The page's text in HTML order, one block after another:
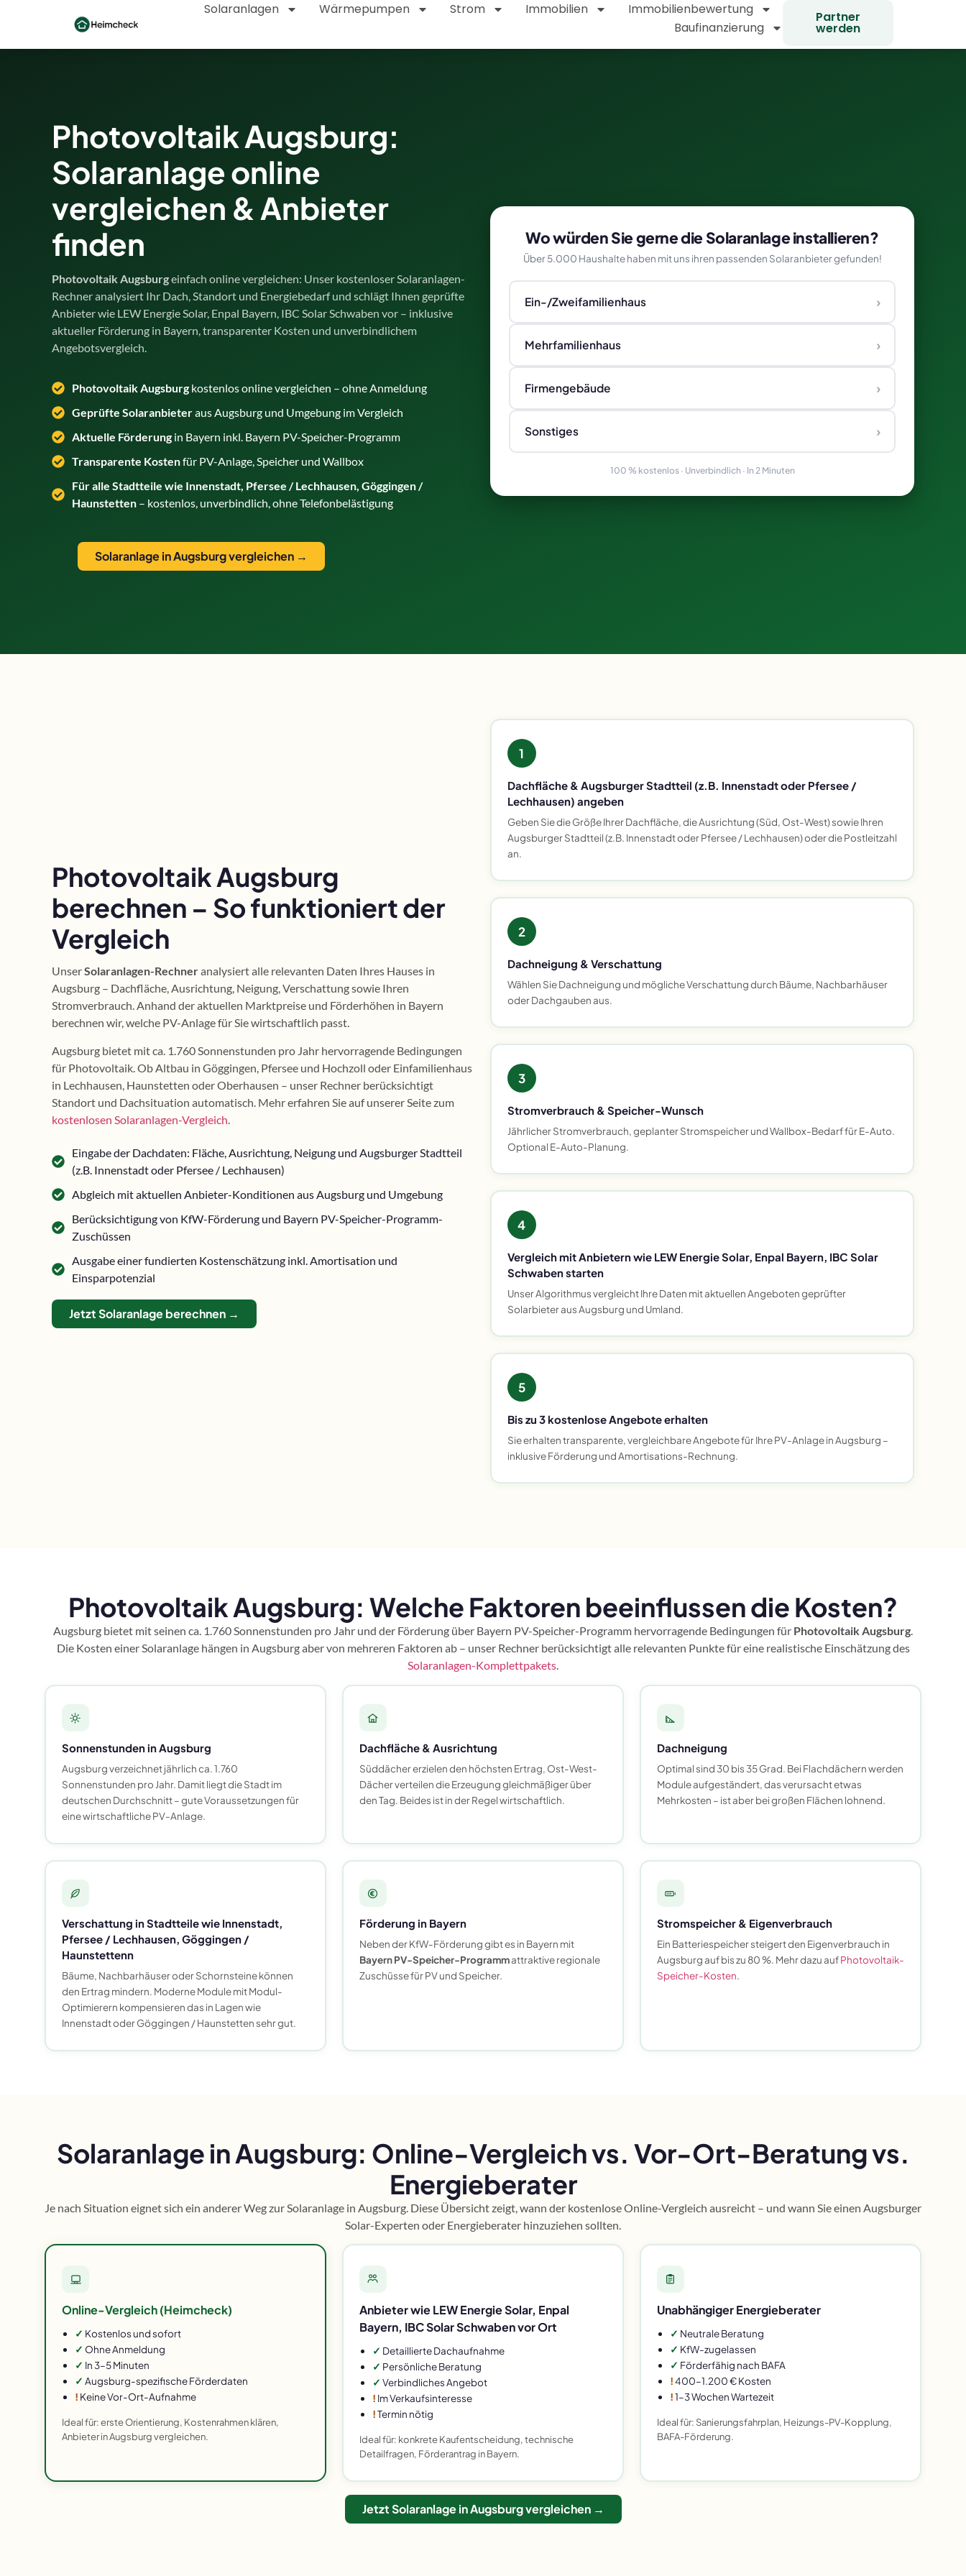
Solaranlagen Wärmepumpen Strom Immobilien
Immobilienbewertung
Baufinanzierung
Partner
werden
Photovoltaik Augsburg:
Solaranlage online
vergleichen & Anbieter
finden
Photovoltaik Augsburgeinfach online vergleichen: Unser kostenloser Solaranlagen-
Rechner analysiert Ihr Dach, Standort und Energiebedarf und schlägt Ihnen geprüfte
Anbieter wie LEW Energie Solar, Enpal Bayern, IBC Solar Schwaben vor – inklusive
aktueller Förderung in Bayern, transparenter Kosten und unverbindlichem
Angebotsvergleich.
Photovoltaik Augsburgkostenlos online vergleichen – ohne Anmeldung
Geprüfte Solaranbieteraus Augsburg und Umgebung im Vergleich
Aktuelle Förderungin Bayern inkl. Bayern PV-Speicher-Programm
Transparente Kostenfür PV-Anlage, Speicher und Wallbox
Für alle Stadtteile wie Innenstadt, Pfersee / Lechhausen, Göggingen /
Haunstetten– kostenlos, unverbindlich, ohne Telefonbelästigung
Solaranlage in Augsburg vergleichen →
Wo würden Sie gerne die Solaranlage installieren?
Über 5.000 Haushalte haben mit uns ihren passenden Solaranbieter gefunden!
Ein-/Zweifamilienhaus ›
Mehrfamilienhaus ›
Firmengebäude ›
Sonstiges ›
100 % kostenlos · Unverbindlich · In 2 Minuten
Photovoltaik Augsburg
berechnen – So funktioniert der
Vergleich
UnserSolaranlagen-Rechneranalysiert alle relevanten Daten Ihres Hauses in
Augsburg – Dachfläche, Ausrichtung, Neigung, Verschattung sowie Ihren
Stromverbrauch. Anhand der aktuellen Marktpreise und Förderhöhen in Bayern
berechnen wir, welche PV-Anlage für Sie wirtschaftlich passt.
Augsburg bietet mit ca. 1.760 Sonnenstunden pro Jahr hervorragende Bedingungen
für Photovoltaik. Ob Altbau in Göggingen, Pfersee und Hochzoll oder Einfamilienhaus
in Lechhausen, Haunstetten oder Oberhausen – unser Rechner berücksichtigt
Standort und Dachsituation automatisch. Mehr erfahren Sie auf unserer Seite zum
kostenlosen Solaranlagen-Vergleich.
Eingabe der Dachdaten: Fläche, Ausrichtung, Neigung und Augsburger Stadtteil
(z.B. Innenstadt oder Pfersee / Lechhausen)
Abgleich mit aktuellen Anbieter-Konditionen aus Augsburg und Umgebung
Berücksichtigung von KfW-Förderung und Bayern PV-Speicher-Programm-
Zuschüssen
Ausgabe einer fundierten Kostenschätzung inkl. Amortisation und
Einsparpotenzial
Jetzt Solaranlage berechnen →
1
Dachfläche & Augsburger Stadtteil (z.B. Innenstadt oder Pfersee /
Lechhausen) angeben
Geben Sie die Größe Ihrer Dachfläche, die Ausrichtung (Süd, Ost-West) sowie Ihren
Augsburger Stadtteil (z.B. Innenstadt oder Pfersee / Lechhausen) oder die Postleitzahl
an.
2
Dachneigung & Verschattung
Wählen Sie Dachneigung und mögliche Verschattung durch Bäume, Nachbarhäuser
oder Dachgauben aus.
3
Stromverbrauch & Speicher-Wunsch
Jährlicher Stromverbrauch, geplanter Stromspeicher und Wallbox-Bedarf für E-Auto.
Optional E-Auto-Planung.
4
Vergleich mit Anbietern wie LEW Energie Solar, Enpal Bayern, IBC Solar
Schwaben starten
Unser Algorithmus vergleicht Ihre Daten mit aktuellen Angeboten geprüfter
Solarbieter aus Augsburg und Umland.
5
Bis zu 3 kostenlose Angebote erhalten
Sie erhalten transparente, vergleichbare Angebote für Ihre PV-Anlage in Augsburg –
inklusive Förderung und Amortisations-Rechnung.
Photovoltaik Augsburg: Welche Faktoren beeinflussen die Kosten?
Augsburg bietet mit seinen ca. 1.760 Sonnenstunden pro Jahr und der Förderung über Bayern PV-Speicher-Programm hervorragende Bedingungen für Photovoltaik Augsburg.
Die Kosten einer Solaranlage hängen in Augsburg aber von mehreren Faktoren ab – unser Rechner berücksichtigt alle relevanten Punkte für eine realistische Einschätzung des
Solaranlagen-Komplettpakets.
Sonnenstunden in Augsburg
Augsburg verzeichnet jährlich ca. 1.760
Sonnenstunden pro Jahr. Damit liegt die Stadt im
deutschen Durchschnitt – gute Voraussetzungen für
eine wirtschaftliche PV-Anlage.
Dachfläche & Ausrichtung
Süddächer erzielen den höchsten Ertrag, Ost-West-
Dächer verteilen die Erzeugung gleichmäßiger über
den Tag. Beides ist in der Regel wirtschaftlich.
Dachneigung
Optimal sind 30 bis 35 Grad. Bei Flachdächern werden
Module aufgeständert, das verursacht etwas
Mehrkosten – ist aber bei großen Flächen lohnend.
Verschattung in Stadtteile wie Innenstadt,
Pfersee / Lechhausen, Göggingen /
Haunstettenn
Bäume, Nachbarhäuser oder Schornsteine können
den Ertrag mindern. Moderne Module mit Modul-
Optimierern kompensieren das in Lagen wie
Innenstadt oder Göggingen / Haunstetten sehr gut.
Förderung in Bayern
Neben der KfW-Förderung gibt es in Bayern mit
Bayern PV-Speicher-Programmattraktive regionale
Zuschüsse für PV und Speicher.
Stromspeicher & Eigenverbrauch
Ein Batteriespeicher steigert den Eigenverbrauch in
Augsburg auf bis zu 80 %. Mehr dazu aufPhotovoltaik-
Speicher-Kosten.
Solaranlage in Augsburg: Online-Vergleich vs. Vor-Ort-Beratung vs.
Energieberater
Je nach Situation eignet sich ein anderer Weg zur Solaranlage in Augsburg. Diese Übersicht zeigt, wann der kostenlose Online-Vergleich ausreicht – und wann Sie einen Augsburger
Solar-Experten oder Energieberater hinzuziehen sollten.
Online-Vergleich (Heimcheck)
✓ Kostenlos und sofort
✓ Ohne Anmeldung
✓ In 3–5 Minuten
✓ Augsburg-spezifische Förderdaten
! Keine Vor-Ort-Aufnahme
Ideal für: erste Orientierung, Kostenrahmen klären,
Anbieter in Augsburg vergleichen.
Anbieter wie LEW Energie Solar, Enpal
Bayern, IBC Solar Schwaben vor Ort
✓ Detaillierte Dachaufnahme
✓ Persönliche Beratung
✓ Verbindliches Angebot
! Im Verkaufsinteresse
!Termin nötig
Ideal für: konkrete Kaufentscheidung, technische
Detailfragen, Förderantrag in Bayern.
Unabhängiger Energieberater
✓ Neutrale Beratung
✓ KfW-zugelassen
✓ Förderfähig nach BAFA
!400–1.200 € Kosten
!1–3 Wochen Wartezeit
Ideal für: Sanierungsfahrplan, Heizungs-PV-Kopplung,
BAFA-Förderung.
Jetzt Solaranlage in Augsburg vergleichen →